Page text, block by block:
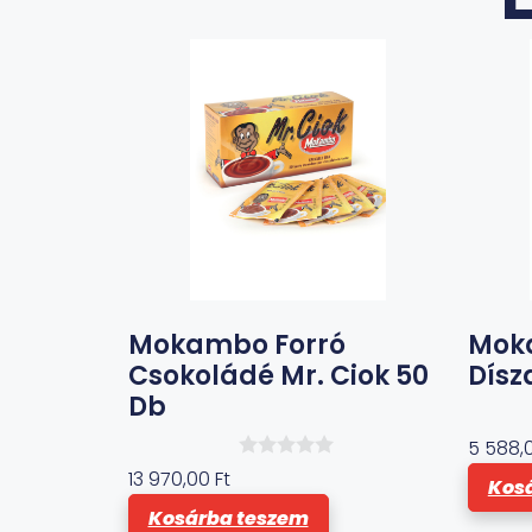
Mokambo Forró
Csokoládé Mr. Ciok 50
Db
5
13 970,00 Ft
Kosárba teszem
5